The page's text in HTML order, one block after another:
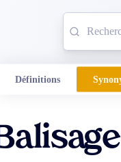
Définitions